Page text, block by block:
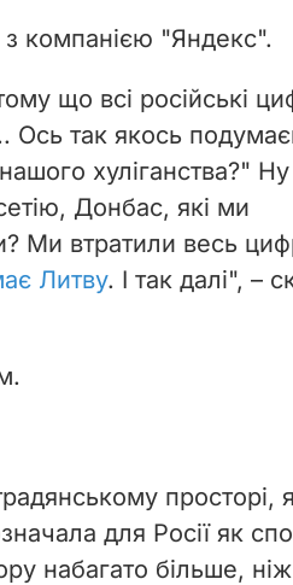
компанією "Яндекс".
що всі російські
Ось так якось
хуліганства?" Ну
Донбас, які ми
Ми втратили весь
Литву. І так далі", –
просторі,
для Росії як
набагато більше,